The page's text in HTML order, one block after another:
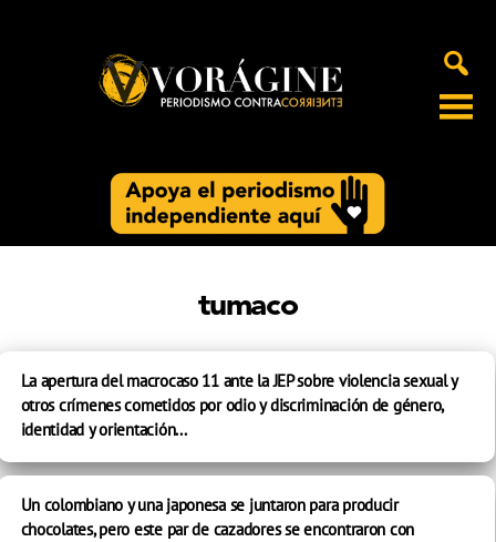
tumaco
La apertura del macrocaso 11 ante la JEP sobre violencia sexual y
otros crímenes cometidos por odio y discriminación de género,
identidad y orientación...
Un colombiano y una japonesa se juntaron para producir
chocolates, pero este par de cazadores se encontraron con